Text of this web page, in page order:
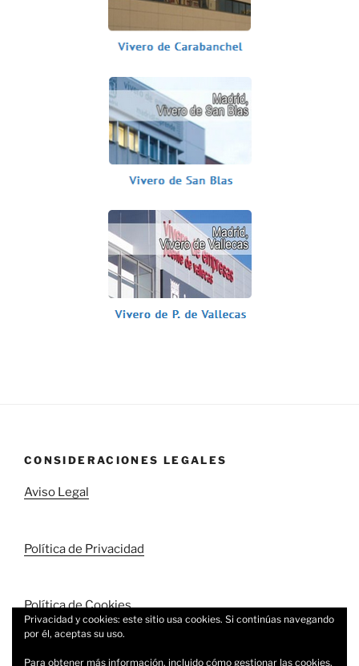
CONSIDERACIONES LEGALES
Aviso Legal
Política de Privacidad
Política de Cookies
Privacidad y cookies: este sitio usa cookies. Si continúas navegando
por él, aceptas su uso.
Para obtener más información, incluido cómo gestionar las cookies,